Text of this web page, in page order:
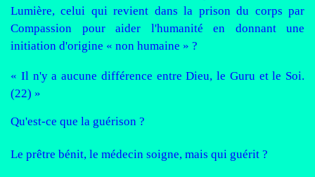
Lumière, celui qui revient dans la prison du corps par
Compassion pour aider l'humanité en donnant une
initiation d'origine « non humaine » ?
« Il n'y a aucune différence entre Dieu, le Guru et le Soi.
(22) »
Qu'est-ce que la guérison ?
Le prêtre bénit, le médecin soigne, mais qui guérit ?